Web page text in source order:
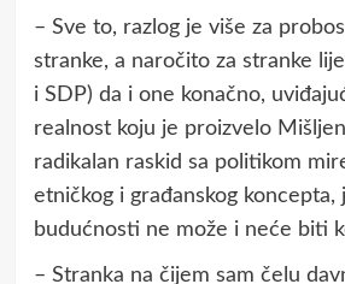
– Sve to, razlog je više za
stranke, a naročito za stranke
i SDP) da i one konačno,
realnost koju je proizvelo
radikalan raskid sa politikom
etničkog i građanskog koncepta,
budućnosti ne može i neće biti
– Stranka na čijem sam čelu